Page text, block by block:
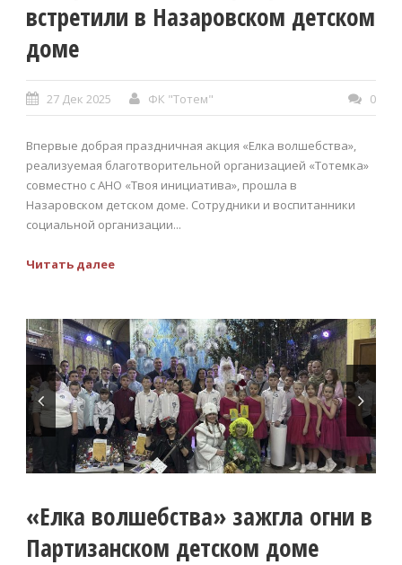
встретили в Назаровском детском
доме
27 Дек 2025 ФК "Тотем" 0
Впервые добрая праздничная акция «Елка волшебства»,
реализуемая благотворительной организацией «Тотемка»
совместно с АНО «Твоя инициатива», прошла в
Назаровском детском доме. Сотрудники и воспитанники
социальной организации...
Читать далее
«Елка волшебства» зажгла огни в
Партизанском детском доме